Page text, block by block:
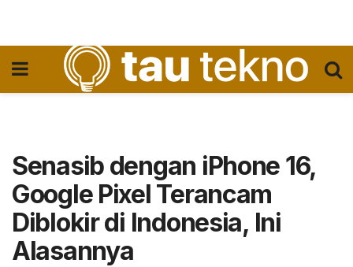
Senasib dengan iPhone 16,
Google Pixel Terancam
Diblokir di Indonesia, Ini
Alasannya